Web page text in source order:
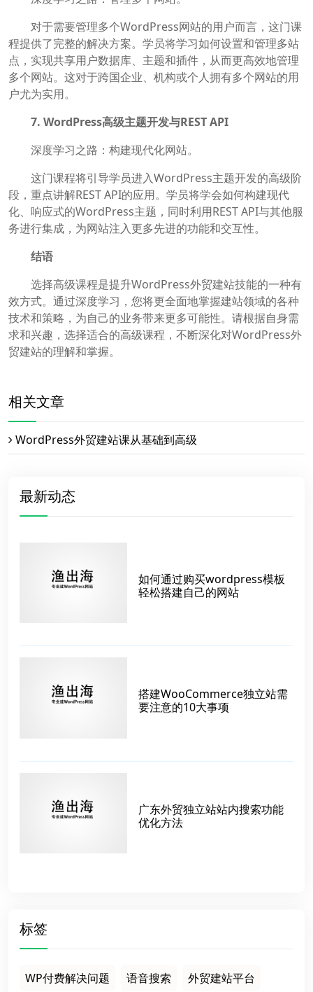
对于需要管理多个WordPress网站的用户而言，这门课
程提供了完整的解决方案。学员将学习如何设置和管理多站
点，实现共享用户数据库、主题和插件，从而更高效地管理
多个网站。这对于跨国企业、机构或个人拥有多个网站的用
户尤为实用。
7. WordPress高级主题开发与REST API
深度学习之路：构建现代化网站。
这门课程将引导学员进入WordPress主题开发的高级阶
段，重点讲解REST API的应用。学员将学会如何构建现代
化、响应式的WordPress主题，同时利用REST API与其他服
务进行集成，为网站注入更多先进的功能和交互性。
结语
选择高级课程是提升WordPress外贸建站技能的一种有
效方式。通过深度学习，您将更全面地掌握建站领域的各种
技术和策略，为自己的业务带来更多可能性。请根据自身需
求和兴趣，选择适合的高级课程，不断深化对WordPress外
贸建站的理解和掌握。
相关文章
WordPress外贸建站课从基础到高级
最新动态
如何通过购买wordpress模板
轻松搭建自己的网站
搭建WooCommerce独立站需
要注意的10大事项
广东外贸独立站站内搜索功能
优化方法
标签
WP付费解决问题 语音搜索 外贸建站平台